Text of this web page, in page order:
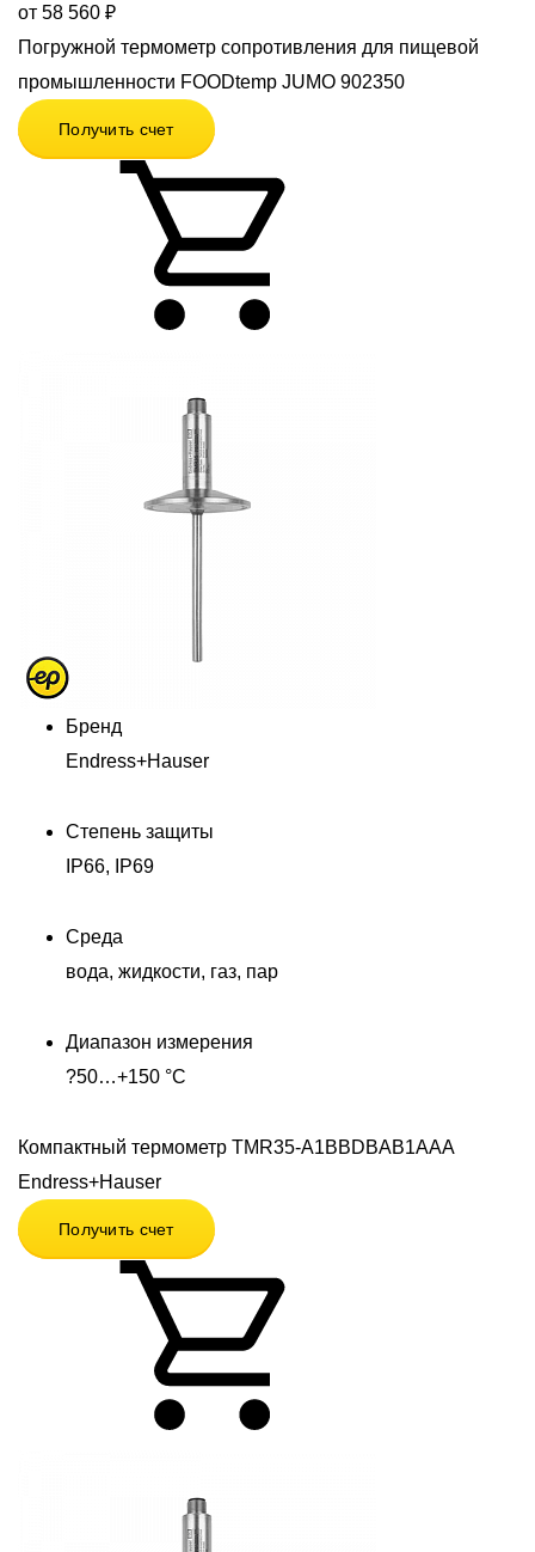
от 58 560 ₽
Погружной термометр сопротивления для пищевой
промышленности FOODtemp JUMO 902350
Получить счет
Бренд
Endress+Hauser
Степень защиты
IP66, IP69
Среда
вода, жидкости, газ, пар
Диапазон измерения
?50…+150 °C
Компактный термометр TMR35-A1BBDBAB1AAA
Endress+Hauser
Получить счет